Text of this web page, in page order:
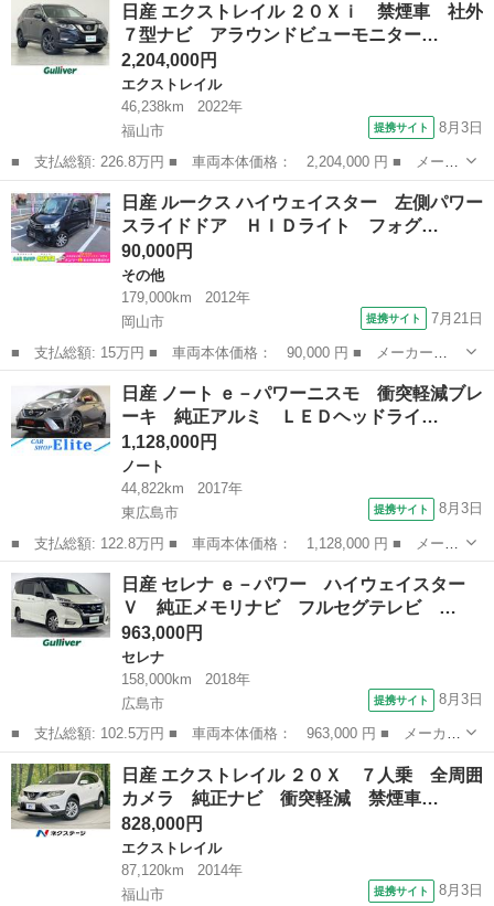
ター Ｖセレクション アラウンドビューモニター フリップダウン
モニター...
日産 エクストレイル ２０Ｘｉ 禁煙車 社外
７型ナビ アラウンドビューモニター…
2,204,000円
エクストレイル
46,238km
2022年
福山市
提携サイト 8月3日
■ 支払総額: 226.8万円 ■ 車両本体価格： 2,204,000 円 ■ メーカ
ー名： 日産 ■ 車種名： エクストレイル ■ グレード名： ２０
Ｘｉ 禁煙車 社外７型ナビ アラウンドビューモニター インテリ
ジェント...
広島 福山市 エクストレイル
日産 ルークス ハイウェイスター 左側パワー
スライドドア ＨＩＤライト フォグ…
90,000円
その他
179,000km
2012年
岡山市
提携サイト 7月21日
■ 支払総額: 15万円 ■ 車両本体価格： 90,000 円 ■ メーカー
名： 日産 ■ 車種名： ルークス ■ グレード名： ハイウェイス
ター 左側パワースライドドア ＨＩＤライト フォグ 純正１４Ａ
Ｗ スマートキー ...
岡山市 その他
日産 ノート ｅ－パワーニスモ 衝突軽減ブレ
ーキ 純正アルミ ＬＥＤヘッドライ…
1,128,000円
ノート
44,822km
2017年
東広島市
提携サイト 8月3日
■ 支払総額: 122.8万円 ■ 車両本体価格： 1,128,000 円 ■ メーカ
ー名： 日産 ■ 車種名： ノート ■ グレード名： ｅ－パワーニ
スモ 衝突軽減ブレーキ 純正アルミ ＬＥＤヘッドライト＆フォ
グ 社外Ｕ...
広島 東広島市 ノート
日産 セレナ ｅ－パワー ハイウェイスター
Ｖ 純正メモリナビ フルセグテレビ …
963,000円
セレナ
158,000km
2018年
広島市
提携サイト 8月3日
■ 支払総額: 102.5万円 ■ 車両本体価格： 963,000 円 ■ メーカー
名： 日産 ■ 車種名： セレナ ■ グレード名： ｅ－パワー ハ
イウェイスターＶ 純正メモリナビ フルセグテレビ 純正フリップ
ダウンモニ...
広島 広島市 セレナ
日産 エクストレイル ２０Ｘ ７人乗 全周囲
カメラ 純正ナビ 衝突軽減 禁煙車…
828,000円
エクストレイル
87,120km
2014年
福山市
提携サイト 8月3日